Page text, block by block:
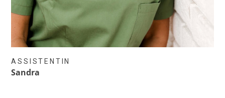
ASSISTENTIN
Sandra